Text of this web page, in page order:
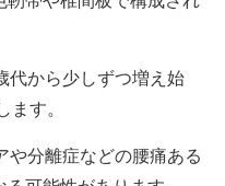
代から少しずつ増え始
ます。
や分離症などの腰痛ある